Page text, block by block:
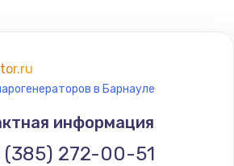
термостата
1200 руб.
Заказать
в Барнауле
информация
(385) 272-00-51